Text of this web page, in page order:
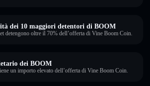
dei 10 maggiori detentori di BOOM
detengono oltre il 70% dell’offerta di Vine Boom Coin.
dei BOOM
un importo elevato dell’offerta di Vine Boom Coin.